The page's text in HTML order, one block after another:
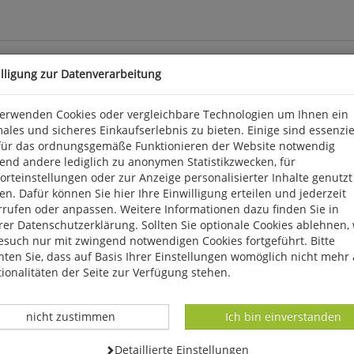
D 56291 Wiebelsheim, service@humanitas-versand.de
zur Datenverarbeitung
Cookies oder vergleichbare Technologien um Ihnen ein
und sicheres Einkaufserlebnis zu bieten. Einige sind
das ordnungsgemäße Funktionieren der Website notwendig
andere lediglich zu anonymen Statistikzwecken, für
oder zur Anzeige personalisierter Inhalte genutzt
Dafür können Sie hier Ihre Einwilligung erteilen und jederzeit
oder anpassen. Weitere Informationen dazu finden Sie in
Datenschutzerklärung. Sollten Sie optionale Cookies ablehnen,
nur mit zwingend notwendigen Cookies fortgeführt. Bitte
Sie, dass auf Basis Ihrer Einstellungen womöglich nicht mehr
der Seite zur Verfügung stehen.
Datenverarbeitung -
Ich bin einverstanden
Datenverarbeitung -
nicht zustimmen
Datenverarbeitung -
Detaillierte Einstellungen